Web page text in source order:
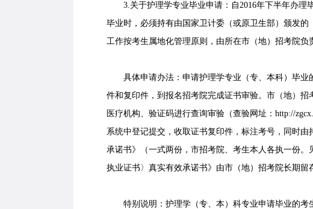
3.关于护理学专业毕业申请：自2016年下半年办理
毕业时，必须持有由国家卫计委（或原卫生部）颁发
工作按考生属地化管理原则，由所在市（地）招考院负
具体申请办法：申请护理学专业（专、本科）毕业
件和复印件，到报名招考院完成证书审验。市（地）
医疗机构、验证码进行查询审验（查验网址：http://
系统中登记提交，收取证书复印件，标注考号，同时
承诺书》（一式两份，市招考院、考生本人各执一份
执业证书〉真实有效承诺书》由市（地）招考院长期留
特别说明：护理学（专、本）科专业申请毕业的考